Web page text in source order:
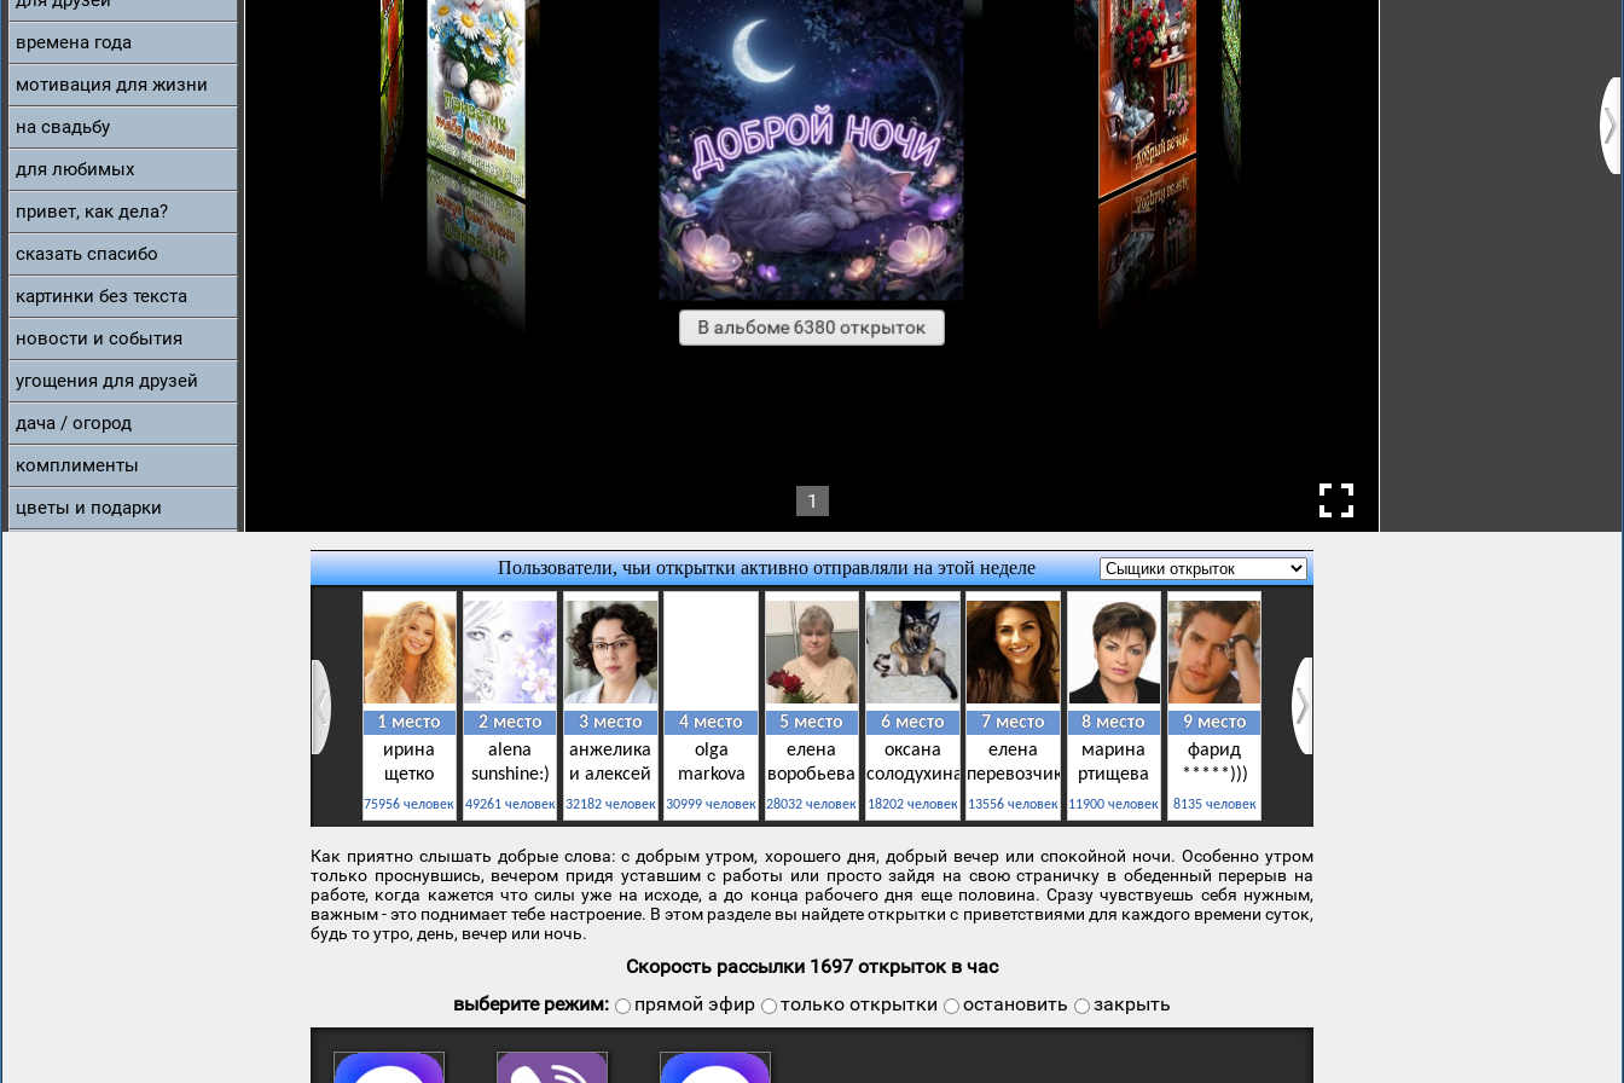
времена года
мотивация для жизни
на свадьбу
для любимых
привет, как дела?
сказать спасибо
картинки без текста
новости и события
угощения для друзей
дача / огород
комплименты
цветы и подарки
В альбоме 6380 открыток
1
Как приятно слышать добрые слова: с добрым утром, хорошего дня, добрый вечер или спокойной ночи. Особенно утром
только проснувшись, вечером придя уставшим с работы или просто зайдя на свою страничку в обеденный перерыв на
работе, когда кажется что силы уже на исходе, а до конца рабочего дня еще половина. Сразу чувствуешь себя нужным,
важным - это поднимает тебе настроение. В этом разделе вы найдете открытки с приветствиями для каждого времени суток,
будь то утро, день, вечер или ночь.
Скорость рассылки 1697 открыток в час
выберите режим:
прямой эфир только открытки остановить закрыть